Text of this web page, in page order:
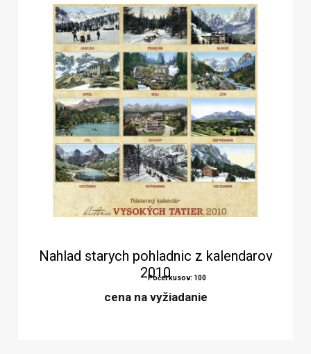
Nahlad starych pohladnic z kalendarov
2010
Počet kusov: 100
cena na vyžiadanie